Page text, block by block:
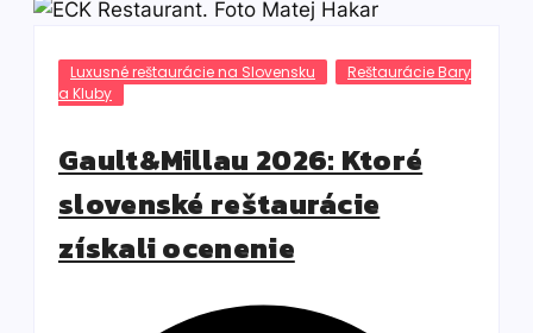
Luxusné reštaurácie na Slovensku
Reštaurácie Bary
a Kluby
Gault&Millau 2026: Ktoré
slovenské reštaurácie
získali ocenenie